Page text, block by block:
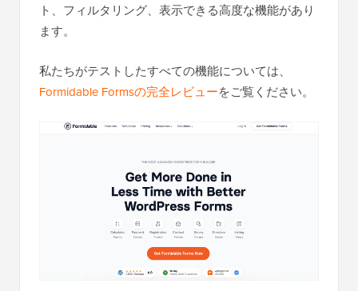
ト、フィルタリング、表示できる高度な機能があり
ます。
私たちがテストしたすべての機能については、
Formidable Formsの完全レビューをご覧ください。